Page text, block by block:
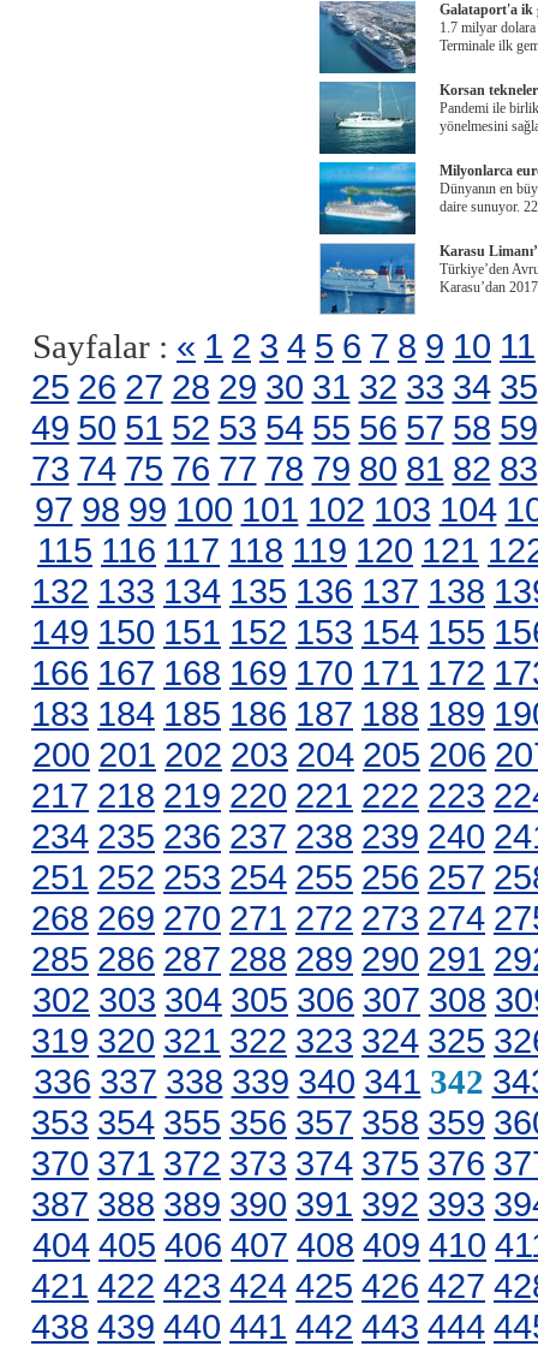
Galataport'a ik
1.7 milyar dolara
Terminale ilk
Korsan
Pandemi ile
yönelmesini
Milyonlarca
Dünyanın en
daire sunuyor.
Karasu
Türkiye’den
Karasu’dan
Sayfalar : « 1 2 3 4 5 6 7 8 9 10 11
25 26 27 28 29 30 31 32 33 34 35
49 50 51 52 53 54 55 56 57 58 59
73 74 75 76 77 78 79 80 81 82 83
97 98 99 100 101 102 103 104
115 116 117 118 119 120 121
132 133 134 135 136 137 138
149 150 151 152 153 154 155
166 167 168 169 170 171 172
183 184 185 186 187 188 189
200 201 202 203 204 205 206
217 218 219 220 221 222 223
234 235 236 237 238 239 240
251 252 253 254 255 256 257
268 269 270 271 272 273 274
285 286 287 288 289 290 291
302 303 304 305 306 307 308
319 320 321 322 323 324 325
336 337 338 339 340 341 342
353 354 355 356 357 358 359
370 371 372 373 374 375 376
387 388 389 390 391 392 393
404 405 406 407 408 409 410
421 422 423 424 425 426 427
438 439 440 441 442 443 444